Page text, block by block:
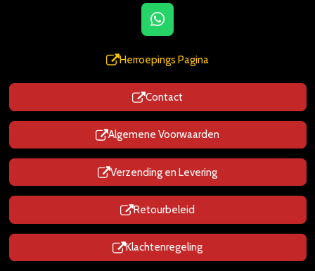
W
h
a
s
A
p
p
Herroepings Pagina
Contact
Algemene Voorwaarden
Verzending en Levering
Retourbeleid
Klachtenregeling